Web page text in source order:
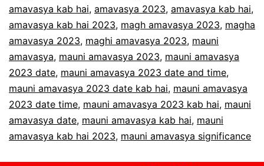
amavasya kab hai, amavasya 2023, amavasya kab hai,
amavasya kab hai 2023, magh amavasya 2023, magha
amavasya 2023, maghi amavasya 2023, mauni
amavasya, mauni amavasya 2023, mauni amavasya
2023 date, mauni amavasya 2023 date and time,
mauni amavasya 2023 date kab hai, mauni amavasya
2023 date time, mauni amavasya 2023 kab hai, mauni
amavasya date, mauni amavasya kab hai, mauni
amavasya kab hai 2023, mauni amavasya significance